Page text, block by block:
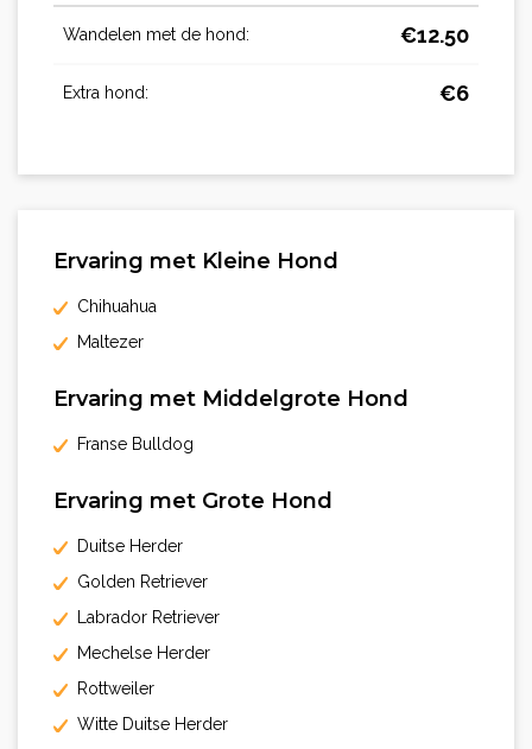
Wandelen met de hond: €12.50
Extra hond: €6
Ervaring met Kleine Hond
Chihuahua
Maltezer
Ervaring met Middelgrote Hond
Franse Bulldog
Ervaring met Grote Hond
Duitse Herder
Golden Retriever
Labrador Retriever
Mechelse Herder
Rottweiler
Witte Duitse Herder